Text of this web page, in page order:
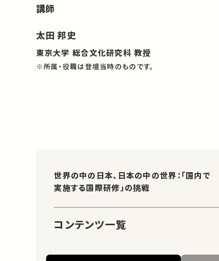
講師
太田 邦史
東京大学 総合文化研究科 教授
※所属・役職は登壇当時のものです。
世界の中の日本、日本の中の世界：「国内で
実施する国際研修」の挑戦
コンテンツ一覧